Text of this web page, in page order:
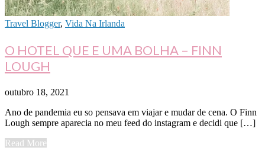
Travel Blogger, Vida Na Irlanda
O HOTEL QUE E UMA BOLHA – FINN
LOUGH
outubro 18, 2021
Ano de pandemia eu so pensava em viajar e mudar de cena. O Finn
Lough sempre aparecia no meu feed do instagram e decidi que […]
Read More